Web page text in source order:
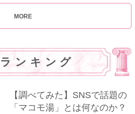
MORE
ンキング
【調べてみた】SNSで話題の
「マコモ湯」とは何なのか？